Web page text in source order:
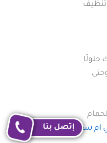
تنظيف
حلولًا
ام سقيمإتصل بنا